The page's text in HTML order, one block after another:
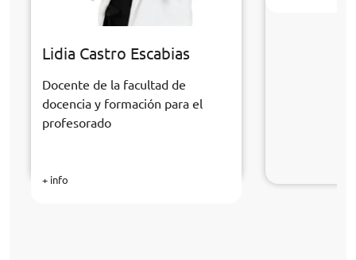
Lidia Castro Escabias
Docente de la facultad de
docencia y formación para el
profesorado
+ info